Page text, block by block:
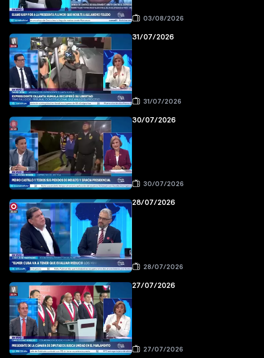
03/08/2026
31/07/2026
31/07/2026
30/07/2026
30/07/2026
28/07/2026
28/07/2026
27/07/2026
27/07/2026